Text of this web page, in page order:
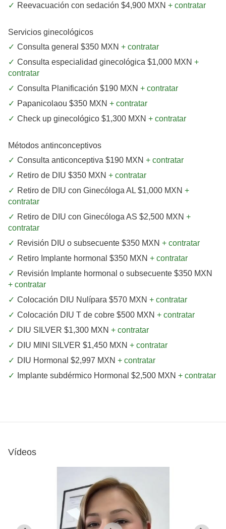
Reevacuación con sedación $4,900 MXN + contratar
Servicios ginecológicos
Consulta general $350 MXN + contratar
Consulta especialidad ginecológica $1,000 MXN +
contratar
Consulta Planificación $190 MXN + contratar
Papanicolaou $350 MXN + contratar
Check up ginecológico $1,300 MXN + contratar
Métodos antinconceptivos
Consulta anticonceptiva $190 MXN + contratar
Retiro de DIU $350 MXN + contratar
Retiro de DIU con Ginecóloga AL $1,000 MXN +
contratar
Retiro de DIU con Ginecóloga AS $2,500 MXN +
contratar
Revisión DIU o subsecuente $350 MXN + contratar
Retiro Implante hormonal $350 MXN + contratar
Revisión Implante hormonal o subsecuente $350 MXN
+ contratar
Colocación DIU Nulípara $570 MXN + contratar
Colocación DIU T de cobre $500 MXN + contratar
DIU SILVER $1,300 MXN + contratar
DIU MINI SILVER $1,450 MXN + contratar
DIU Hormonal $2,997 MXN + contratar
Implante subdérmico Hormonal $2,500 MXN + contratar
Vídeos